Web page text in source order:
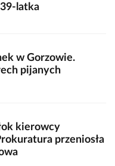
latka
w Gorzowie.
pijanych
kierowcy
przeniosła